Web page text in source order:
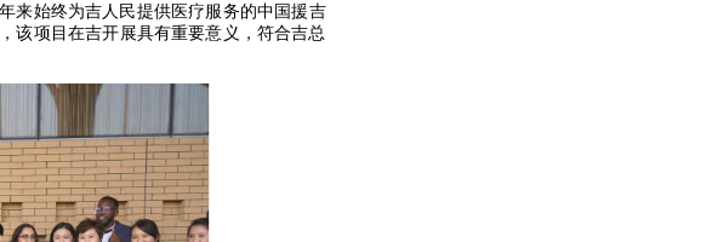
来始终为吉人民提供医疗服务的中国援吉
该项目在吉开展具有重要意义，符合吉总